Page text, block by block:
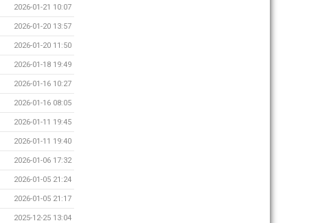
2026-01-21 10:07
2026-01-20 13:57
2026-01-20 11:50
2026-01-18 19:49
2026-01-16 10:27
2026-01-16 08:05
2026-01-11 19:45
2026-01-11 19:40
2026-01-06 17:32
2026-01-05 21:24
2026-01-05 21:17
2025-12-25 13:04